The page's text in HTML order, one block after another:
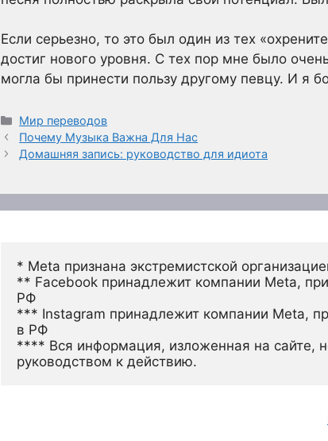
Если серьезно, то это был один из тех
достиг нового уровня. С тех пор мне было
могла бы принести пользу другому певцу. И я
Рубрики
Мир переводов
Почему Музыка Важна Для Нас
Домашняя запись: руководство для идиота
* Meta признана экстремистской
** Facebook принадлежит компании Meta,
РФ
*** Instagram принадлежит компании Meta,
в РФ
**** Вся информация, изложенная на сайте,
руководством к действию.